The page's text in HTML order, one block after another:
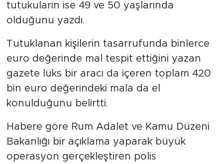
tutukuların ise 49 ve 50 yaşlarında
olduğunu yazdı.
Tutuklanan kişilerin tasarrufunda binlerce
euro değerinde mal tespit ettiğini yazan
gazete lüks bir aracı da içeren toplam 420
bin euro değerindeki mala da el
konulduğunu belirtti.
Habere göre Rum Adalet ve Kamu Düzeni
Bakanlığı bir açıklama yaparak büyük
operasyon gerçekleştiren polis